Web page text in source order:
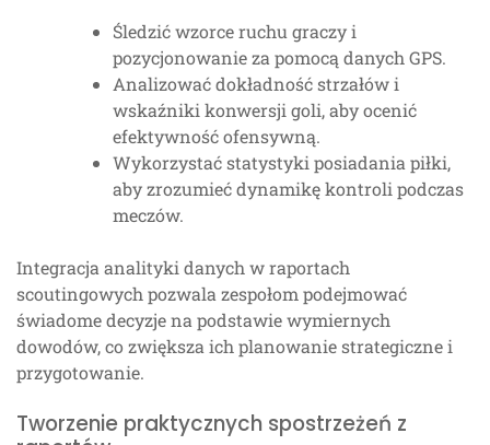
Śledzić wzorce ruchu graczy i
pozycjonowanie za pomocą danych GPS.
Analizować dokładność strzałów i
wskaźniki konwersji goli, aby ocenić
efektywność ofensywną.
Wykorzystać statystyki posiadania piłki,
aby zrozumieć dynamikę kontroli podczas
meczów.
Integracja analityki danych w raportach
scoutingowych pozwala zespołom podejmować
świadome decyzje na podstawie wymiernych
dowodów, co zwiększa ich planowanie strategiczne i
przygotowanie.
Tworzenie praktycznych spostrzeżeń z